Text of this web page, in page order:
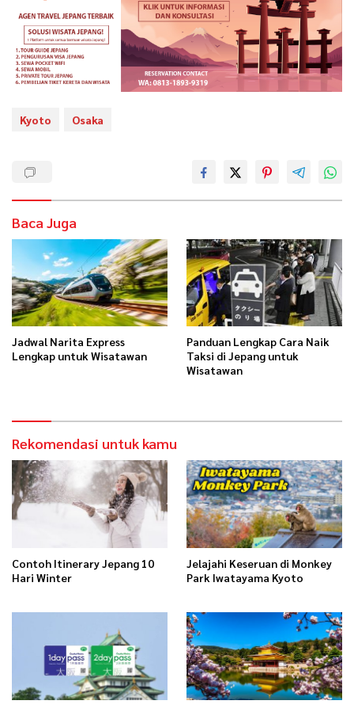
Kyoto Osaka
Baca Juga
Jadwal Narita Express
Lengkap untuk Wisatawan
Panduan Lengkap Cara Naik
Taksi di Jepang untuk
Wisatawan
Rekomendasi untuk kamu
Contoh Itinerary Jepang 10
Hari Winter
Jelajahi Keseruan di Monkey
Park Iwatayama Kyoto